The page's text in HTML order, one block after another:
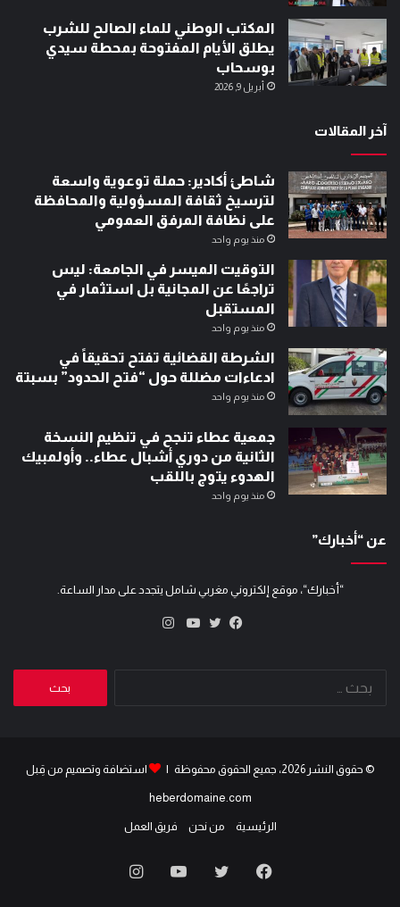
المكتب الوطني للماء الصالح للشرب
يطلق الأيام المفتوحة بمحطة سيدي
بوسحاب
أبريل 9, 2026
آخر المقالات
شاطئ أكادير: حملة توعوية واسعة
لترسيخ ثقافة المسؤولية والمحافظة
على نظافة المرفق العمومي
منذ يوم واحد
التوقيت الميسر في الجامعة: ليس
تراجعًا عن المجانية بل استثمار في
المستقبل
منذ يوم واحد
الشرطة القضائية تفتح تحقيقاً في
ادعاءات مضللة حول “فتح الحدود” بسبتة
منذ يوم واحد
جمعية عطاء تنجح في تنظيم النسخة
الثانية من دوري أشبال عطاء.. وأولمبيك
الهدوء يتوج باللقب
منذ يوم واحد
عن “أخبارك”
“أخبارك“، موقع إلكتروني مغربي شامل يتجدد على مدار الساعة.
© حقوق النشر 2026، جميع الحقوق محفوظة | استضافة وتصميم من قِبل
heberdomaine.com
الرئيسية من نحن فريق العمل
فيسبوكتويتر يوتيوبانستقرام